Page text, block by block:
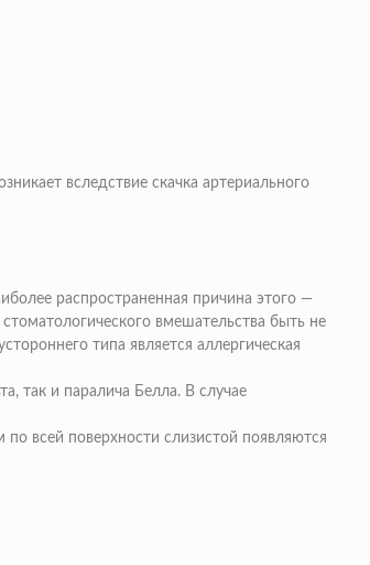
вследствие скачка артериального
распространенная причина этого —
вмешательства быть не
типа является аллергическая
так и паралича Белла. В случае
всей поверхности слизистой появляются